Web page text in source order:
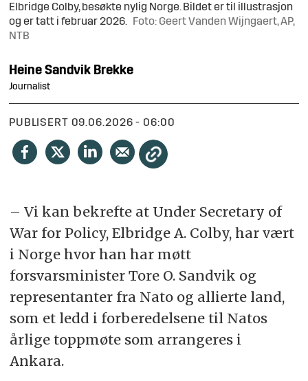
Elbridge Colby, besøkte nylig Norge. Bildet er til illustrasjon
og er tatt i februar 2026. Foto: Geert Vanden Wijngaert, AP,
NTB
Heine Sandvik Brekke
Journalist
PUBLISERT 09.06.2026 - 06:00
– Vi kan bekrefte at Under Secretary of
War for Policy, Elbridge A. Colby, har vært
i Norge hvor han har møtt
forsvarsminister Tore O. Sandvik og
representanter fra Nato og allierte land,
som et ledd i forberedelsene til Natos
årlige toppmøte som arrangeres i
Ankara.